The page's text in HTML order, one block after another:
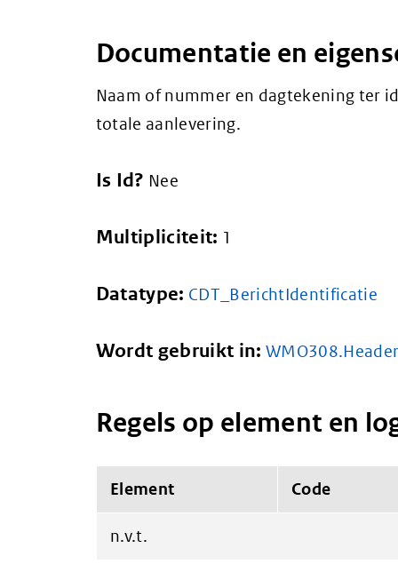
Documentatie en
Naam of nummer en dagtekening ter
totale aanlevering.
Is Id? Nee
Multipliciteit: 1
Datatype: CDT_BerichtIdentificatie
Wordt gebruikt in:
Regels op element en
Element Code
n.v.t.